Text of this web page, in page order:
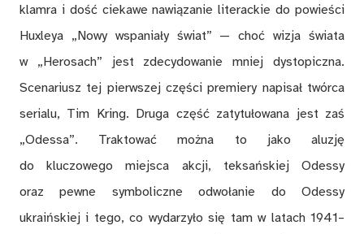
klamra i dość ciekawe nawiązanie literackie do powieści
Huxleya „Nowy wspaniały świat” — choć wizja świata
w „Herosach” jest zdecydowanie mniej dystopiczna.
Scenariusz tej pierwszej części premiery napisał twórca
serialu, Tim Kring. Druga część zatytułowana jest zaś
„Odessa”. Traktować można to jako aluzję
do kluczowego miejsca akcji, teksańskiej Odessy
oraz pewne symboliczne odwołanie do Odessy
ukraińskiej i tego, co wydarzyło się tam w latach 1941–